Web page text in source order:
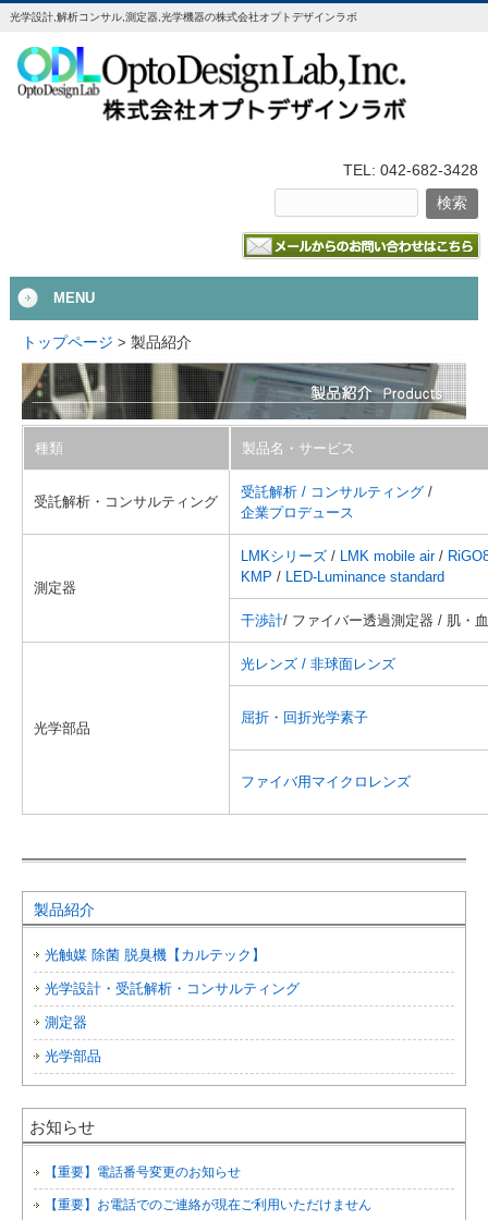
光学設計,解析コンサル,測定器,光学機器の株式会社オプトデザインラボ
TEL: 042-682-3428
MENU
トップページ > 製品紹介
種類 製品名・サービス
受託解析・コンサルティング
受託解析 / コンサルティング/
企業プロデュース
測定器
LMKシリーズ/ LMK mobile air/
KMP / LED-Luminance standard
干渉計/ ファイバー透過測定器 / 肌・
光学部品
光レンズ / 非球面レンズ
屈折・回折光学素子
ファイバ用マイクロレンズ
製品紹介
光触媒 除菌 脱臭機【カルテック】
光学設計・受託解析・コンサルティング
測定器
光学部品
お知らせ
【重要】電話番号変更のお知らせ
【重要】お電話でのご連絡が現在ご利用いただけません